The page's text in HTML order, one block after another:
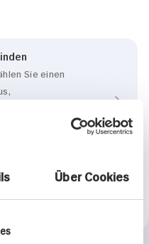
Über Cookies
Sie einen